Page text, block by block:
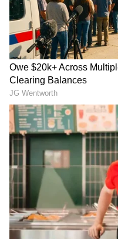
Related Articles